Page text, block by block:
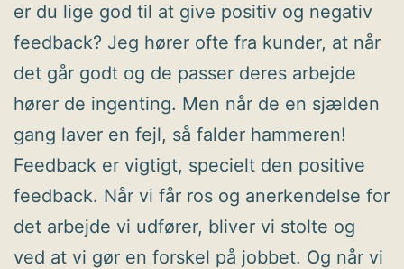
er du lige god til at give positiv og negativ
feedback? Jeg hører ofte fra kunder, at når
det går godt og de passer deres arbejde
hører de ingenting. Men når de en sjælden
gang laver en fejl, så falder hammeren!
Feedback er vigtigt, specielt den positive
feedback. Når vi får ros og anerkendelse for
det arbejde vi udfører, bliver vi stolte og
ved at vi gør en forskel på jobbet. Og når vi